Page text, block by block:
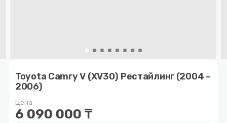
Toyota Camry V (XV30) Рестайлинг (2004 –
2006)
Цена
6 090 000 ₸